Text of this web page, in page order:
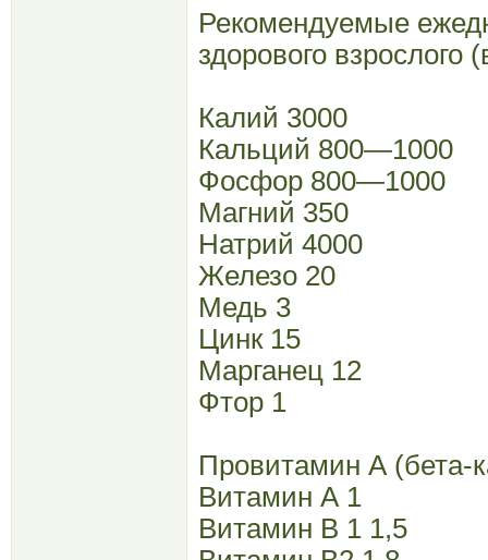
Рекомендуемые
здорового взрослого
Калий 3000
Кальций 800—1000
Фосфор 800—1000
Магний 350
Натрий 4000
Железо 20
Медь 3
Цинк 15
Марганец 12
Фтор 1
Провитамин А (бета-
Витамин А 1
Витамин В 1 1,5